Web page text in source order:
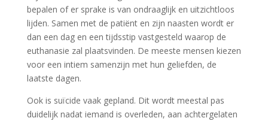
bepalen of er sprake is van ondraaglijk en uitzichtloos
lijden. Samen met de patiënt en zijn naasten wordt er
dan een dag en een tijdsstip vastgesteld waarop de
euthanasie zal plaatsvinden. De meeste mensen kiezen
voor een intiem samenzijn met hun geliefden, de
laatste dagen.
Ook is suïcide vaak gepland. Dit wordt meestal pas
duidelijk nadat iemand is overleden, aan achtergelaten